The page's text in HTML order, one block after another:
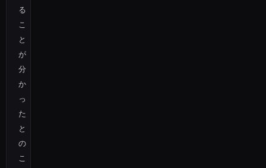
る
こ
と
が
分
か
っ
た
と
の
こ